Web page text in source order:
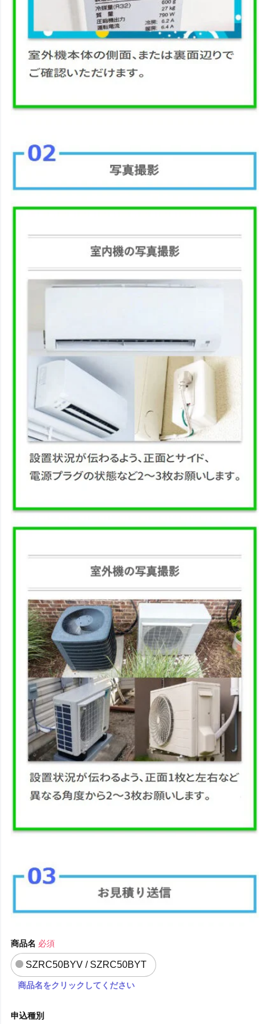
商品名 必須
SZRC50BYV / SZRC50BYT
商品名をクリックしてください
申込種別